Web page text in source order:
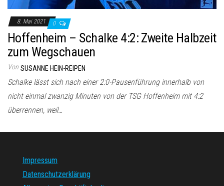
8. Mai 2021 0
Hoffenheim – Schalke 4:2: Zweite Halbzeit
zum Wegschauen
Von SUSANNE HEIN-REIPEN
Schalke lässt sich nach einer 2:0-Pausenführung innerhalb von
nicht einmal zwanzig Minuten von der TSG Hoffenheim mit 4:2
überrennen, weil…
Impressum
Datenschutzerklärung